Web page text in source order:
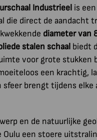
Industrieel is
die direct de aandacht
diameter van
stalen schaal biedt
voor grote stukken
een krachtig,
sfeer brengt tijdens elke
en de natuurlijke
Oulu een stoere